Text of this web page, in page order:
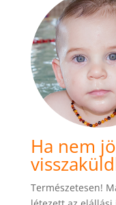
Ha nem
Természetesen!